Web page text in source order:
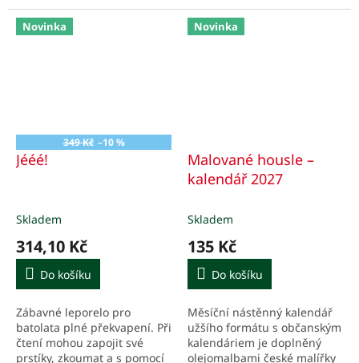
meditaci.
chystá otevření výstavy
slavného malíře Mondriana.
Novinka
349 Kč –10 %
Jééé!
Skladem
314,10 Kč
Do košíku
Zábavné leporelo pro
batolata plné překvapení. Při
čtení mohou zapojit své
prstíky, zkoumat a s pomocí
Novinka
Malované housle –
kalendář 2027
Skladem
135 Kč
Do košíku
Měsíční nástěnný kalendář
užšího formátu s občanským
kalendáriem je doplněný
olejomalbami české malířky